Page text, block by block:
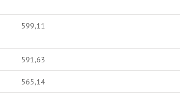
599,11
591,63
565,14